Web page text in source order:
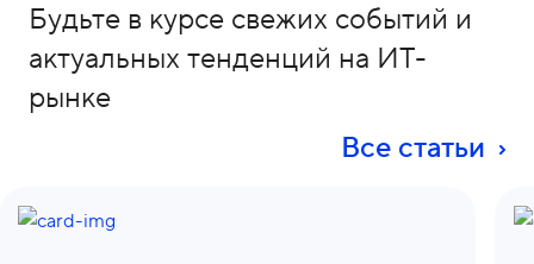
Будьте в курсе свежих событий и
актуальных тенденций на ИТ-
рынке
Все статьи